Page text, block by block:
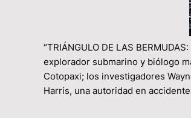
“TRIÁNGULO DE LAS
explorador submarino y biólogo
Cotopaxi; los investigadores
Harris, una autoridad en